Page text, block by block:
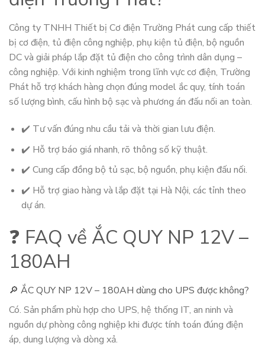
Công ty TNHH Thiết bị Cơ điện Trường Phát cung cấp thiết
bị cơ điện, tủ điện công nghiệp, phụ kiện tủ điện, bộ nguồn
DC và giải pháp lắp đặt tủ điện cho công trình dân dụng –
công nghiệp. Với kinh nghiệm trong lĩnh vực cơ điện, Trường
Phát hỗ trợ khách hàng chọn đúng model ắc quy, tính toán
số lượng bình, cấu hình bộ sạc và phương án đấu nối an toàn.
✔️ Tư vấn đúng nhu cầu tải và thời gian lưu điện.
✔️ Hỗ trợ báo giá nhanh, rõ thông số kỹ thuật.
✔️ Cung cấp đồng bộ tủ sạc, bộ nguồn, phụ kiện đấu nối.
✔️ Hỗ trợ giao hàng và lắp đặt tại Hà Nội, các tỉnh theo
dự án.
❓ FAQ về ẮC QUY NP 12V –
180AH
🔎 ẮC QUY NP 12V – 180AH dùng cho UPS được không?
Có. Sản phẩm phù hợp cho UPS, hệ thống IT, an ninh và
nguồn dự phòng công nghiệp khi được tính toán đúng điện
áp, dung lượng và dòng xả.